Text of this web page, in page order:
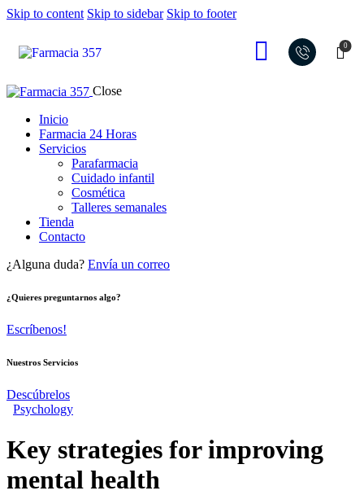
Skip to content Skip to sidebar Skip to footer
0
Close
Inicio
Farmacia 24 Horas
Servicios
Parafarmacia
Cuidado infantil
Cosmética
Talleres semanales
Tienda
Contacto
¿Alguna duda? Envía un correo
¿Quieres preguntarnos algo?
Escríbenos!
Nuestros Servicios
Descúbrelos
Psychology
Key strategies for improving
mental health